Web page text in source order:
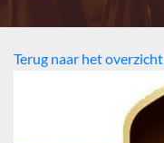
Terug naar het overzicht